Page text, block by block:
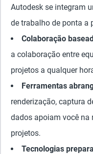
Autodesk se integram
de trabalho de ponta a
Colaboração
a colaboração entre
projetos a qualquer
Ferramentas
renderização, captura
dados apoiam você na
projetos.
Tecnologias